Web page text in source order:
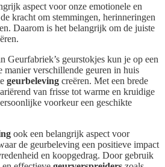
aspect voor onze emotionele en
kracht om stemmingen, herinneringen
Daarom is het belangrijk om de juiste
Geurfabriek’s geurstokjes kun je op een
manier verschillende geuren in huis
geurbeleving creëren. Met een brede
van frisse tot warme en kruidige
voorkeur een geschikte
ook een belangrijk aspect voor
de geurbeleving een positieve impact
en koopgedrag. Door gebruik